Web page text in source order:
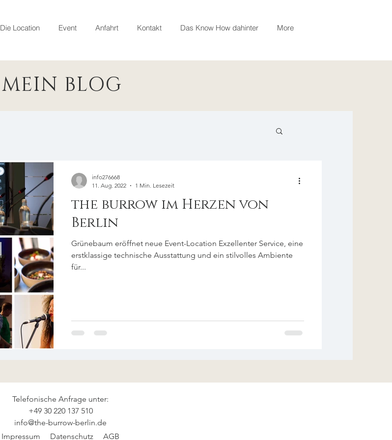
Die Location Event Anfahrt Kontakt Das Know How dahinter More
MEIN BLOG
the burrow im Herzen von
Berlin
Grünebaum eröffnet neue Event-Location Exzellenter Service, eine
erstklassige technische Ausstattung und ein stilvolles Ambiente
für...
info276668
11. Aug. 2022
1 Min. Lesezeit
Telefonische Anfrage unter:
+49 30 220 137 510
info@the-burrow-berlin.de
Impressum
Datenschutz AGB